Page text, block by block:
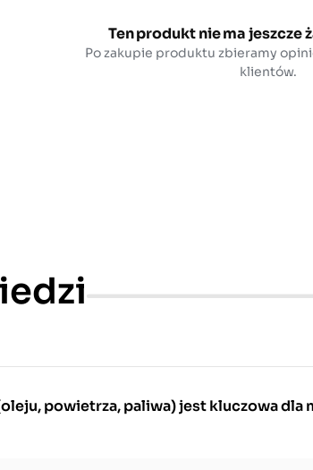
Ten produkt nie ma jeszcze
Po zakupie produktu zbieramy
klientów.
powietrza, paliwa) jest kluczowa dla